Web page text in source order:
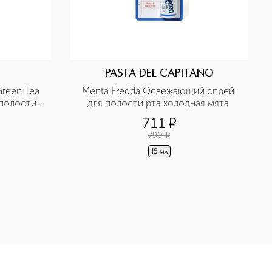
Tea
PASTA DEL CAPITANO
Menta Fredda Освежающий спрей
711 ¤
790 ¤
15 мл